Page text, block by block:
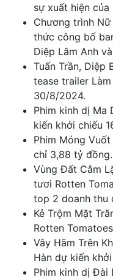
sự xuất hiện của
Chương trình
thức công bố
Diệp Lâm Anh
Tuấn Trần, Diệp
tease trailer
30/8/2024.
Phim kinh dị Ma
kiến khởi chiếu
Phim Móng
chỉ 3,88 tỷ đồng.
Vùng Đất Câm
tươi Rotten
top 2 doanh thu
Kẻ Trộm Mặt
Rotten
Vây Hãm Trên
Hàn dự kiến
Phim kinh dị Đài